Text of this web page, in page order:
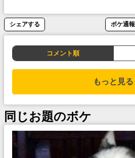
シェアする ボケ通報
コメント順
もっと見る
同じお題のボケ